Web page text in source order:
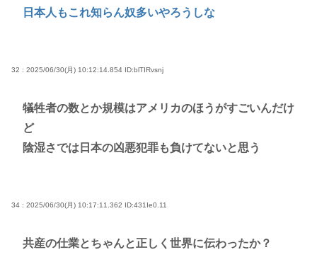
日本人もこれ知らん奴多いやろうしな
32 : 2025/06/30(月) 10:12:14.854 ID:blTIRvsnj
犠牲者の数とか規模はアメリカのほうがすごいんだけ
ど
陰湿さでは日本の凶悪犯罪も負けてないと思う
34 : 2025/06/30(月) 10:17:11.362 ID:431Ie0.11
共産の仕業とちゃんと正しく世界に伝わったか？